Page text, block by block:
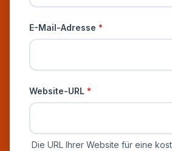
E-Mail-Adresse *
Website-URL *
Die URL Ihrer Website für eine